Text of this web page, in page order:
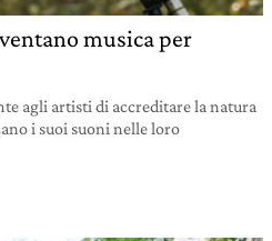
musica per
agli artisti di accreditare la natura
i suoi suoni nelle loro